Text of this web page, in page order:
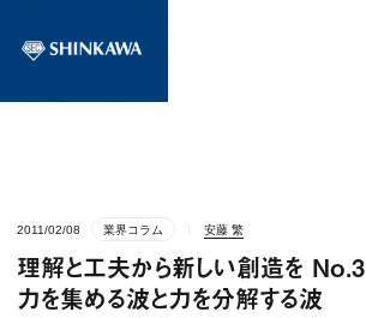
2011/02/08 業界コラム 安藤 繁
理解と工夫から新しい創造を No.3
力を集める波と力を分解する波